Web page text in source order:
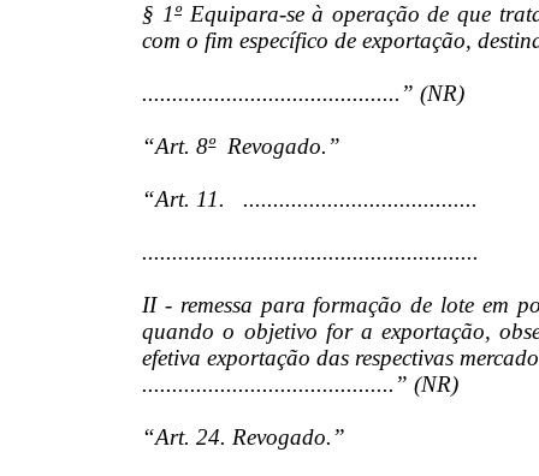
§ 1ºEquipara-se à operação de que
com o fim específico de exportação,
...........................................” (NR)
“Art. 8ºRevogado.”
“Art. 11. .......................................
........................................................
II - remessa para formação de lote em
quando o objetivo for a exportação,
efetiva exportação das respectivas
..........................................” (NR)
“Art. 24. Revogado.”